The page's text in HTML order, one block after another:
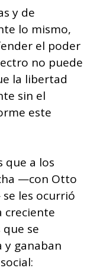
y de
lo mismo,
el poder
no puede
la libertad
sin el
este
que a los
—con Otto
les ocurrió
creciente
se
y ganaban